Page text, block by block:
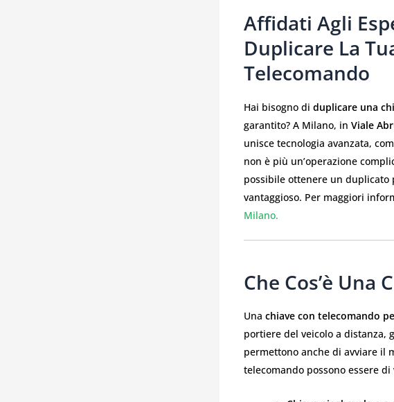
Affidati Agli
Duplicare La
Telecomando
Hai bisogno di duplicare una
garantito? A Milano, in Viale
unisce tecnologia avanzata,
non è più un’operazione
possibile ottenere un
vantaggioso. Per maggiori
Milano.
Che Cos’è Una
Una chiave con telecomando
portiere del veicolo a distanza,
permettono anche di avviare il
telecomando possono essere